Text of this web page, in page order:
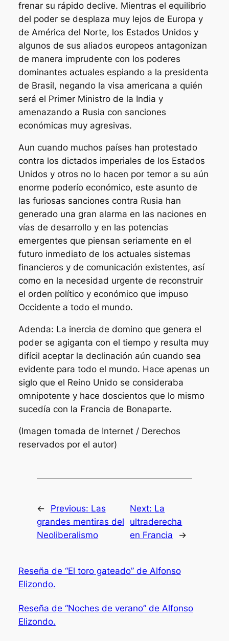
frenar su rápido declive. Mientras el equilibrio
del poder se desplaza muy lejos de Europa y
de América del Norte, los Estados Unidos y
algunos de sus aliados europeos antagonizan
de manera imprudente con los poderes
dominantes actuales espiando a la presidenta
de Brasil, negando la visa americana a quién
será el Primer Ministro de la India y
amenazando a Rusia con sanciones
económicas muy agresivas.
Aun cuando muchos países han protestado
contra los dictados imperiales de los Estados
Unidos y otros no lo hacen por temor a su aún
enorme poderío económico, este asunto de
las furiosas sanciones contra Rusia han
generado una gran alarma en las naciones en
vías de desarrollo y en las potencias
emergentes que piensan seriamente en el
futuro inmediato de los actuales sistemas
financieros y de comunicación existentes, así
como en la necesidad urgente de reconstruir
el orden político y económico que impuso
Occidente a todo el mundo.
Adenda: La inercia de domino que genera el
poder se agiganta con el tiempo y resulta muy
difícil aceptar la declinación aún cuando sea
evidente para todo el mundo. Hace apenas un
siglo que el Reino Unido se consideraba
omnipotente y hace doscientos que lo mismo
sucedía con la Francia de Bonaparte.
(Imagen tomada de Internet / Derechos
reservados por el autor)
← Previous: Las
grandes mentiras del
Neoliberalismo
Next: La
ultraderecha
en Francia
→
Reseña de “El toro gateado” de Alfonso
Elizondo.
Reseña de “Noches de verano” de Alfonso
Elizondo.